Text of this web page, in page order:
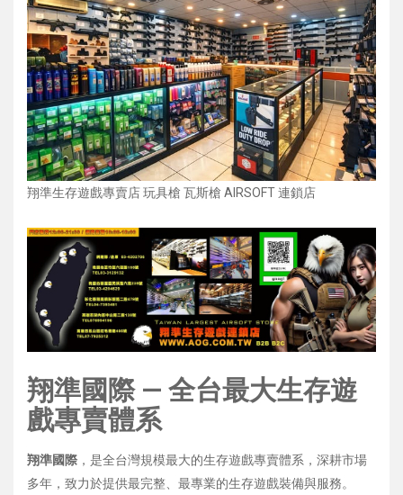
翔準生存遊戲專賣店 玩具槍 瓦斯槍 AIRSOFT 連鎖店
翔準國際 — 全台最大生存遊
戲專賣體系
翔準國際 ，是全台灣規模最大的生存遊戲專賣體系，深耕市場
多年，致力於提供最完整、最專業的生存遊戲裝備與服務。